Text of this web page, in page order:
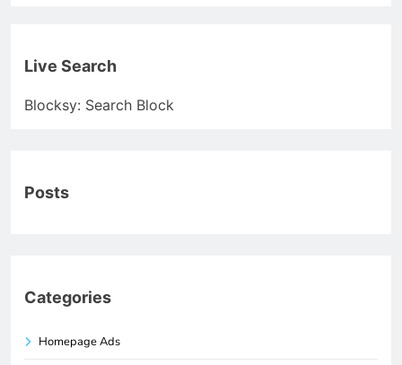
Live Search
Blocksy: Search Block
Posts
Categories
Homepage Ads